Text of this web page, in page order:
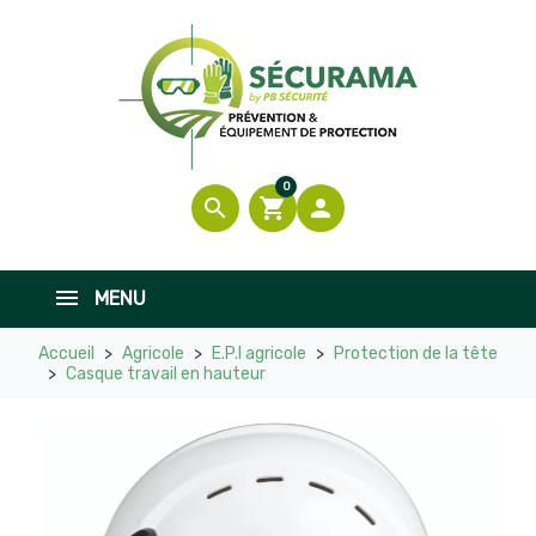
search shopping_cart
0

MENU
Accueil Agricole E.P.I agricole
Protection de la tête
Casque travail en hauteur